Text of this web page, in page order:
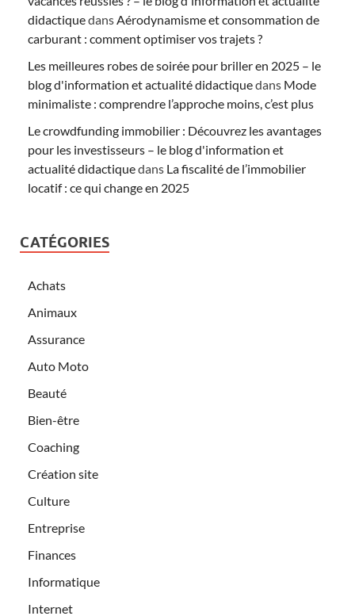
didactiquedans Aérodynamisme et consommation de
carburant : comment optimiser vos trajets ?
Les meilleures robes de soirée pour briller en 2025 – le
blog d'information et actualité didactiquedans Mode
minimaliste : comprendre l’approche moins, c’est plus
Le crowdfunding immobilier : Découvrez les avantages
pour les investisseurs – le blog d'information et
actualité didactiquedans La fiscalité de l’immobilier
locatif : ce qui change en 2025
CATÉGORIES
Achats
Animaux
Assurance
Auto Moto
Beauté
Bien-être
Coaching
Création site
Culture
Entreprise
Finances
Informatique
Internet